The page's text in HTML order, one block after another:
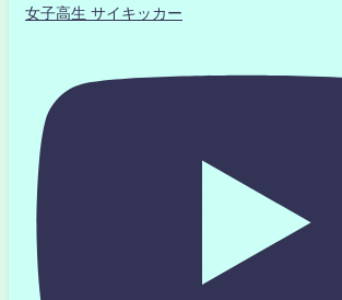
女子高生 サイキッカー